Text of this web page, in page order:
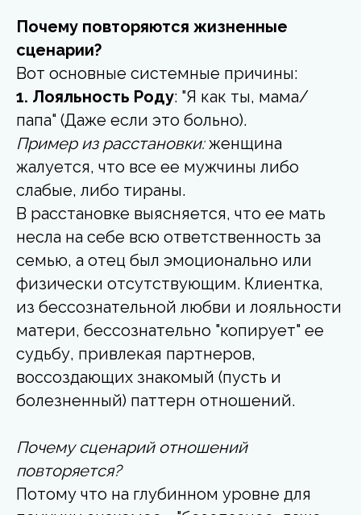
Почему повторяются жизненные
сценарии?
Вот основные системные причины:
1. Лояльность Роду: "Я как ты, мама/
папа" (Даже если это больно).
Пример из расстановки:женщина
жалуется, что все ее мужчины либо
слабые, либо тираны.
В расстановке выясняется, что ее мать
несла на себе всю ответственность за
семью, а отец был эмоционально или
физически отсутствующим. Клиентка,
из бессознательной любви и лояльности
матери, бессознательно "копирует" ее
судьбу, привлекая партнеров,
воссоздающих знакомый (пусть и
болезненный) паттерн отношений.
Почему сценарий отношений
повторяется?
Потому что на глубинном уровне для